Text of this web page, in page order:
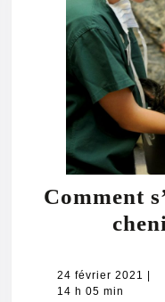
Comment
24 février 2021 24
14 h 05 min